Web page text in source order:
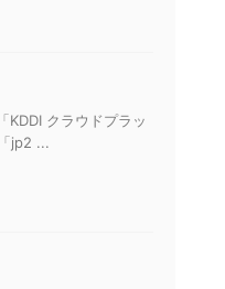
KDDI クラウドプラッ
jp2 ...